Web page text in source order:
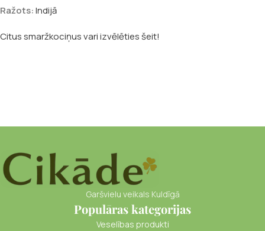
Ražots:Indijā
Citus smaržkociņus vari izvēlēties šeit!
Garšvielu veikals Kuldīgā
Populāras kategorijas
Veselības produkti